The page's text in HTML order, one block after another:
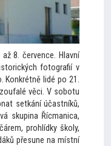
8. července. Hlavní
torických fotografií v
Konkrétně lidé po 21.
věci. V sobotu
setkání účastníků,
skupina Řícmanica,
prohlídky školy,
přesune na místní